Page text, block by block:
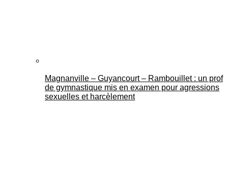
Magnanville – Guyancourt – Rambouillet : un prof
de gymnastique mis en examen pour agressions
sexuelles et harcèlement